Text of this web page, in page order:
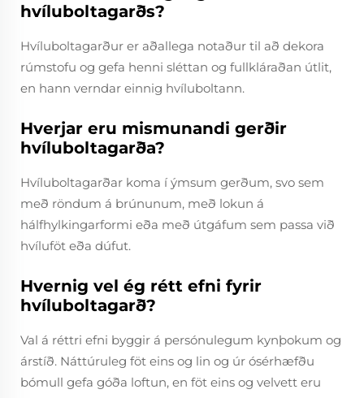
hvíluboltagarðs?
Hvíluboltagarður er aðallega notaður til að dekora
rúmstofu og gefa henni sléttan og fullkláraðan útlit,
en hann verndar einnig hvíluboltann.
Hverjar eru mismunandi gerðir
hvíluboltagarða?
Hvíluboltagarðar koma í ýmsum gerðum, svo sem
með röndum á brúnunum, með lokun á
hálfhylkingarformi eða með útgáfum sem passa við
hvíluföt eða dúfut.
Hvernig vel ég rétt efni fyrir
hvíluboltagarð?
Val á réttri efni byggir á persónulegum kynþokum og
árstíð. Náttúruleg föt eins og lin og úr ósérhæfðu
bómull gefa góða loftun, en föt eins og velvett eru